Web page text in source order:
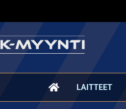
LAITTEET